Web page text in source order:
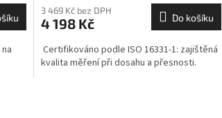
3 469 Kč bez DPH
4 198 Kč Do košíku
Certifikováno podle ISO 16331-1: zajištěná
kvalita měření při dosahu a přesnosti.